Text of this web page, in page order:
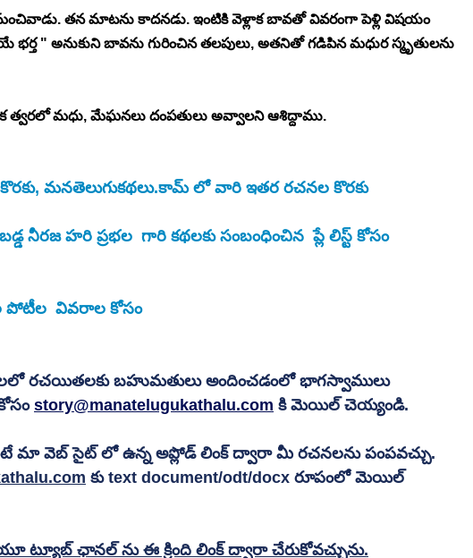
తన మాటను కాదనడు. ఇంటికి వెళ్లాక బావతో వివరంగా పెళ్లి విషయం
" అనుకుని బావను గురించిన తలపులు, అతనితో గడిపిన మధుర స్మృతులను
త్వరలో మధు, మేఘనలు దంపతులు అవ్వాలని ఆశిద్దాము.
మనతెలుగుకథలు.కామ్ లో వారి ఇతర రచనల కొరకు
నీరజ హరి ప్రభల  గారి కథలకు సంబంధించిన  ప్లే లిస్ట్ కోసం
పోటీల  వివరాల కోసం
రచయితలకు బహుమతులు అందించడంలో భాగస్వాములు
story@manatelugukathalu.com కి మెయిల్ చెయ్యండి.
మా వెబ్ సైట్ లో ఉన్న అప్లోడ్ లింక్ ద్వారా మీ రచనలను పంపవచ్చు.
కు text document/odt/docx రూపంలో మెయిల్
ట్యూబ్ ఛానల్ ను ఈ క్రింది లింక్ ద్వారా చేరుకోవచ్చును.